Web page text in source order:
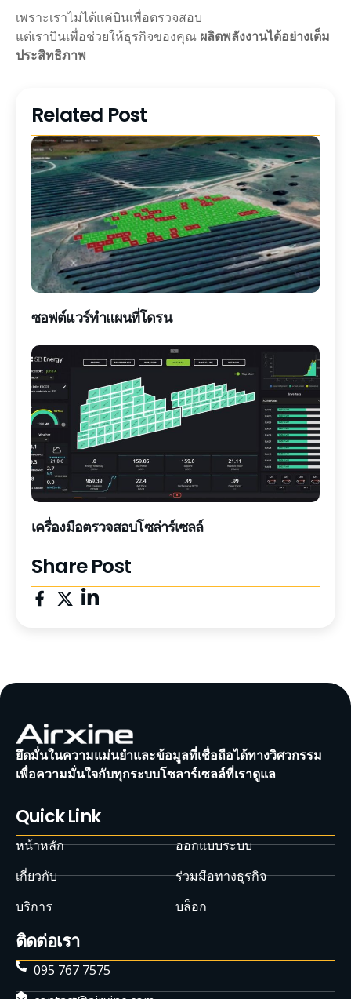
เพราะเราไม่ได้แค่บินเพื่อตรวจสอบ
แต่เราบินเพื่อช่วยให้ธุรกิจของคุณ ผลิตพลังงานได้อย่างเต็ม
ประสิทธิภาพ
Related Post
ซอฟต์แวร์ทำแผนที่โดรน
เครื่องมือตรวจสอบโซล่าร์เซลล์
Share Post
ยึดมั่นในความแม่นยำและข้อมูลที่เชื่อถือได้ทางวิศวกรรม
เพื่อความมั่นใจกับทุกระบบโซลาร์เซลล์ที่เราดูแล
Quick Link
หน้าหลัก
เกี่ยวกับ
บริการ
ออกแบบระบบ
ร่วมมือทางธุรกิจ
บล็อก
ติดต่อเรา
095 767 7575